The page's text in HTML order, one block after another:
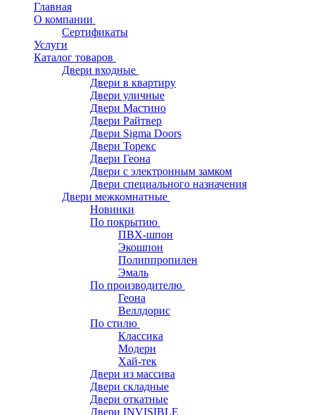
Главная
О компании
Сертификаты
Услуги
Каталог товаров
Двери входные
Двери в квартиру
Двери уличные
Двери Мастино
Двери Райтвер
Двери Sigma Doors
Двери Торекс
Двери Геона
Двери с электронным замком
Двери специального назначения
Двери межкомнатные
Новинки
По покрытию
ПВХ-шпон
Экошпон
Полиппропилен
Эмаль
По производителю
Геона
Веллдорис
По стилю
Классика
Модерн
Хай-тек
Двери из массива
Двери складные
Двери откатные
Двери INVISIBLE